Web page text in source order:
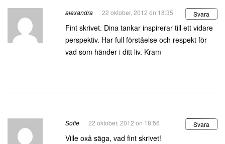
alexandra 22 oktober, 2012 on 18:35 Svara
Fint skrivet. Dina tankar inspirerar till ett vidare
perspektiv. Har full förståelse och respekt för
vad som händer i ditt liv. Kram
Sofie 22 oktober, 2012 on 18:56 Svara
Ville oxå säga, vad fint skrivet!